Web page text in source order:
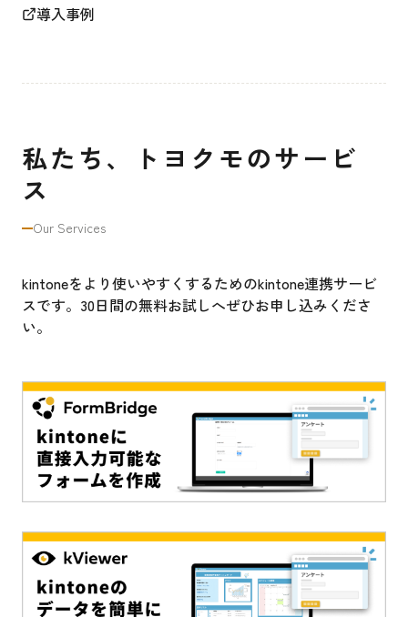
導入事例
私たち、トヨクモのサービ
ス
Our Services
kintoneをより使いやすくするためのkintone連携サービ
スです。30日間の無料お試しへぜひお申し込みくださ
い。